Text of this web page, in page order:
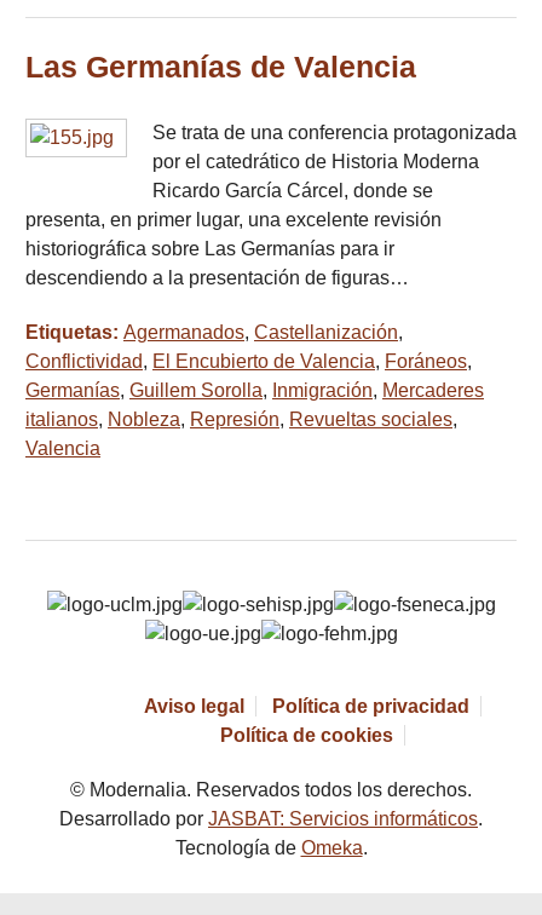
Las Germanías de Valencia
Se trata de una conferencia protagonizada
por el catedrático de Historia Moderna
Ricardo García Cárcel, donde se
presenta, en primer lugar, una excelente revisión
historiográfica sobre Las Germanías para ir
descendiendo a la presentación de figuras…
Etiquetas: Agermanados, Castellanización,
Conflictividad, El Encubierto de Valencia, Foráneos,
Germanías, Guillem Sorolla, Inmigración, Mercaderes
italianos, Nobleza, Represión, Revueltas sociales,
Valencia
Aviso legal
Política de privacidad
Política de cookies
© Modernalia. Reservados todos los derechos.
Desarrollado por JASBAT: Servicios informáticos.
Tecnología de Omeka.